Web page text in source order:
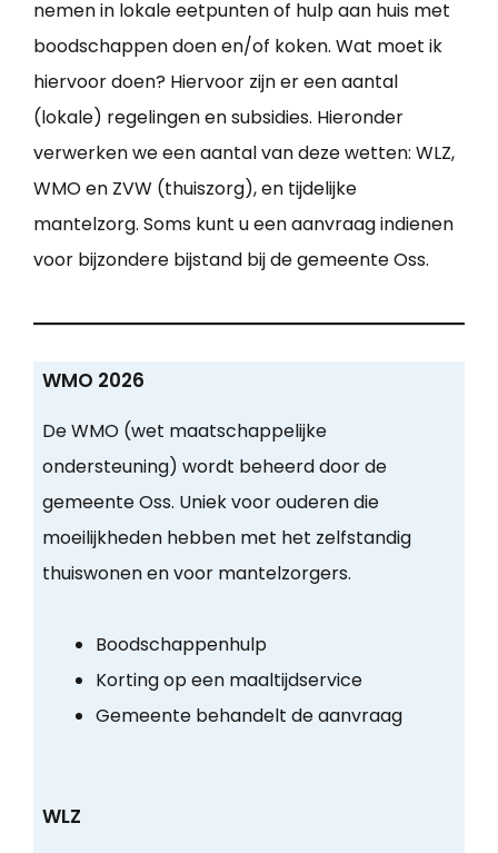
nemen in lokale eetpunten of hulp aan huis met
boodschappen doen en/of koken. Wat moet ik
hiervoor doen? Hiervoor zijn er een aantal
(lokale) regelingen en subsidies. Hieronder
verwerken we een aantal van deze wetten: WLZ,
WMO en ZVW (thuiszorg), en tijdelijke
mantelzorg. Soms kunt u een aanvraag indienen
voor bijzondere bijstand bij de gemeente Oss.
WMO 2026
De WMO (wet maatschappelijke
ondersteuning) wordt beheerd door de
gemeente Oss. Uniek voor ouderen die
moeilijkheden hebben met het zelfstandig
thuiswonen en voor mantelzorgers.
Boodschappenhulp
Korting op een maaltijdservice
Gemeente behandelt de aanvraag
WLZ